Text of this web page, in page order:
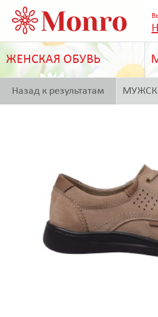
ЖЕНСКАЯ ОБУВЬ
Назад к результатам